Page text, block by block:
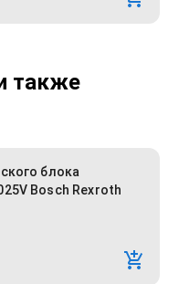
также
блока
Bosch Rexroth